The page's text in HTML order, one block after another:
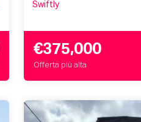
Swiftly
€375,000
Offerta più alta